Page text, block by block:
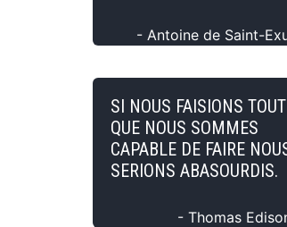
- Antoine de Saint-
SI NOUS FAISIONS
QUE NOUS SOMMES
CAPABLE DE FAIRE
SERIONS ABASOURDIS.
- Thomas